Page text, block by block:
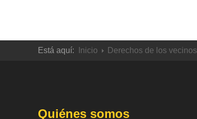
Está aquí: Inicio Derechos de los vecinos
Quiénes somos